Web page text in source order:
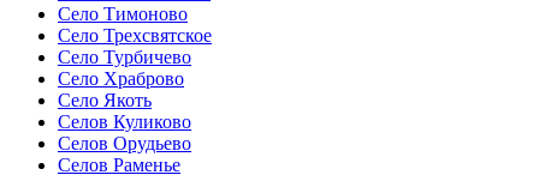
Село Тимоново
Село Трехсвятское
Село Турбичево
Село Храброво
Село Якоть
Селов Куликово
Селов Орудьево
Селов Раменье